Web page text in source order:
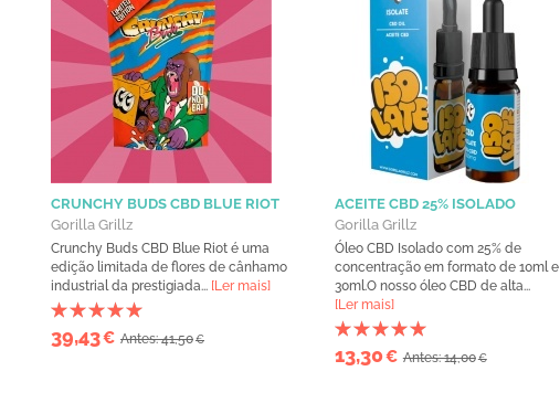
CRUNCHY BUDS CBD BLUE RIOT
Gorilla Grillz
Crunchy Buds CBD Blue Riot é uma
edição limitada de flores de cânhamo
industrial da prestigiada... [Ler mais]
39,43€ Antes: 41,50€
ACEITE CBD 25% ISOLADO
Gorilla Grillz
Óleo CBD Isolado com 25% de
concentração em formato de 10ml e
30ml.O nosso óleo CBD de alta...
[Ler mais]
13,30€ Antes: 14,00€